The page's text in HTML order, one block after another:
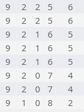
9 2 2 5
6
9 2 2 5
6
9 2 1 6
5
9 2 1 6
5
9 2 1 6
5
9 2 0 7
4
9 2 0 7
4
9 1 0 8
2